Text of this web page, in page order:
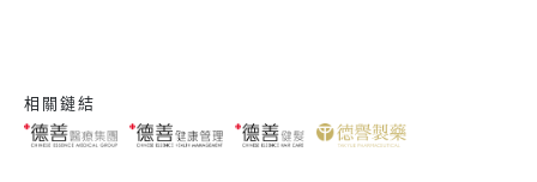
相關鏈結